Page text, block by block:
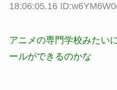
18:06:05.16
アニメの専門学校みたい
ールができるのかな